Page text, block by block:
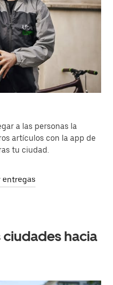
a las personas la
artículos con la app de
tu ciudad.
entregas
hacia